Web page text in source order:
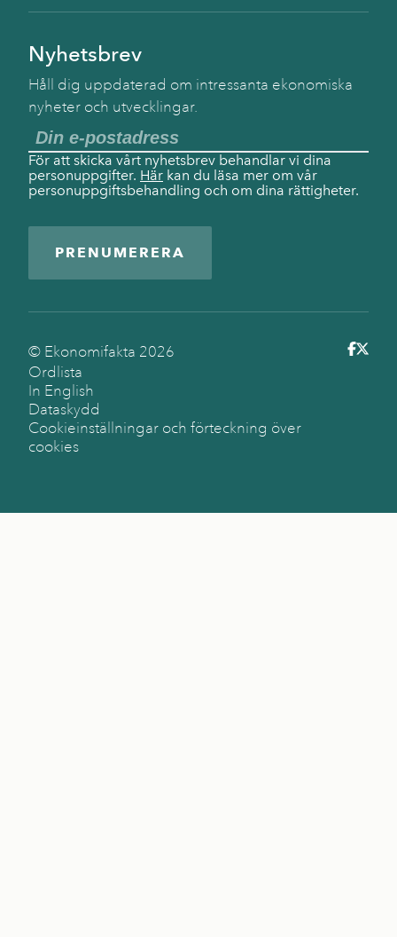
Nyhetsbrev
Håll dig uppdaterad om intressanta ekonomiska
nyheter och utvecklingar.
För att skicka vårt nyhetsbrev behandlar vi dina
personuppgifter. Här kan du läsa mer om vår
personuppgiftsbehandling och om dina rättigheter.
PRENUMERERA
© Ekonomifakta 2026
Ordlista
In English
Dataskydd
Cookieinställningar och förteckning över
cookies